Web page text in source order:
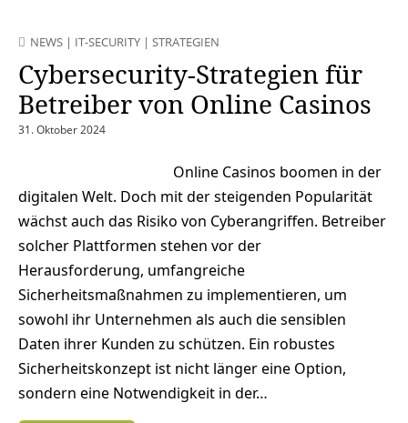
NEWS | IT-SECURITY | STRATEGIEN
Cybersecurity-Strategien für
Betreiber von Online Casinos
31. Oktober 2024
Online Casinos boomen in der
digitalen Welt. Doch mit der steigenden Popularität
wächst auch das Risiko von Cyberangriffen. Betreiber
solcher Plattformen stehen vor der
Herausforderung, umfangreiche
Sicherheitsmaßnahmen zu implementieren, um
sowohl ihr Unternehmen als auch die sensiblen
Daten ihrer Kunden zu schützen. Ein robustes
Sicherheitskonzept ist nicht länger eine Option,
sondern eine Notwendigkeit in der…